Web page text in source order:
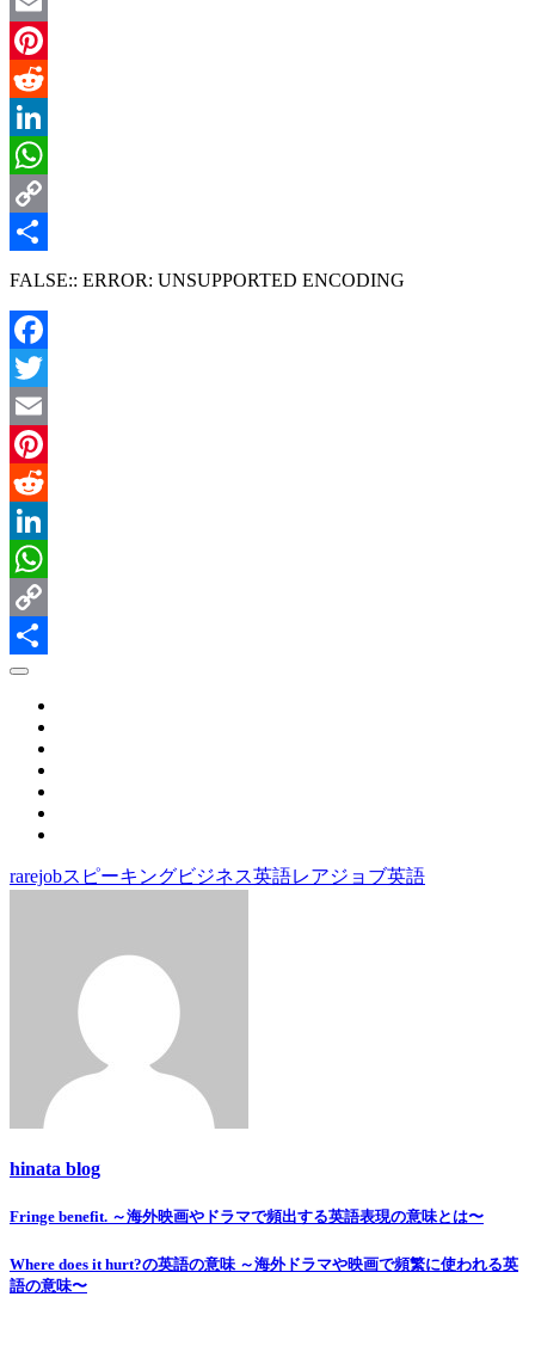
Email
Pinterest
Reddit
LinkedIn
WhatsApp
Copy
Link
共
有
FALSE:: ERROR: UNSUPPORTED ENCODING
Facebook
Twitter
Email
Pinterest
Reddit
LinkedIn
WhatsApp
Copy
Link
共
rarejobスピーキングビジネス英語レアジョブ英語
hinata blog
投
稿
ナ
Fringe benefit. ～海外映画やドラマで頻出する英語表現の意味とは〜
Where does it hurt?の英語の意味 ～海外ドラマや映画で頻繁に使われる英
語の意味〜